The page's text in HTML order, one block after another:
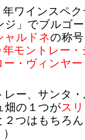
年ワインスペ
ジ 」でブルゴ
ルドネの称
年モントレー
ー・ヴィンヤー
レー、サンタ
畑の１つがス
２つはもちろ